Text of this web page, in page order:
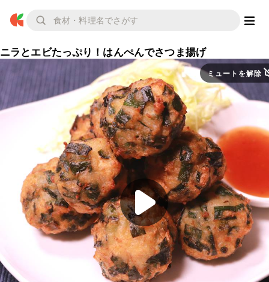
ニラとエビたっぷり！はんぺんでさつま揚げ
ミュートを解除